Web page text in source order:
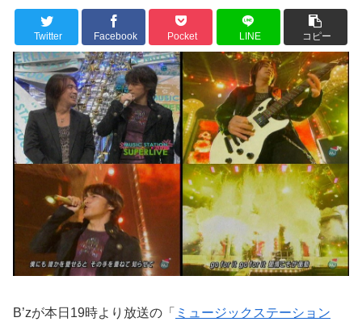
Twitter Facebook Pocket LINE コピー
B’zが本日19時より放送の「 ミュージックステーション